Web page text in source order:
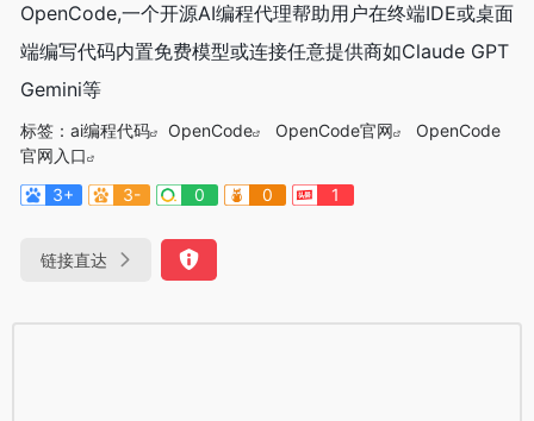
OpenCode,一个开源AI编程代理帮助用户在终端IDE或桌面
端编写代码内置免费模型或连接任意提供商如Claude GPT
Gemini等
标签： ai编程代码 OpenCode OpenCode官网
OpenCode
官网入口
3+
3- 0 0 1
链接直达